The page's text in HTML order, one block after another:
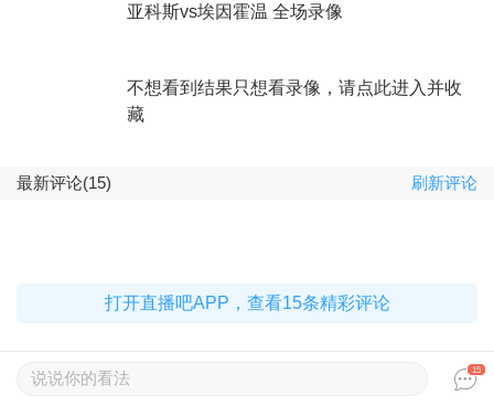
亚科斯vs埃因霍温 全场录像
不想看到结果只想看录像，请点此进入并收
藏
最新评论(15) 刷新评论
打开直播吧APP，查看15条精彩评论
说说你的看法 15